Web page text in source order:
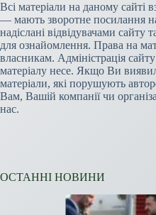
Всі матеріали на даному сайті
— мають зворотне посилання на
надіслані відвідувачами
для ознайомлення. Права на
власникам. Адміністрація сайту
матеріалу несе. Якщо Ви
матеріали, які порушують
Вам, Вашій компанії чи
нас.
ОСТАННІ НОВИНИ